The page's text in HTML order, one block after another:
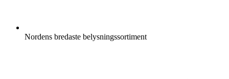
Nordens bredaste belysningssortiment